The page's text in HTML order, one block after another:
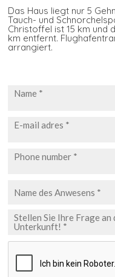
Das Haus liegt nur 5
Tauch- und
Christoffel ist 15 km und
km entfernt.
arrangiert.